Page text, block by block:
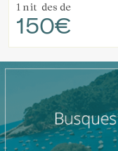
1 nit des de
150€